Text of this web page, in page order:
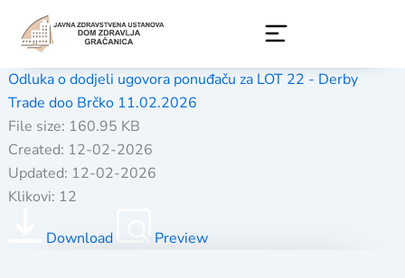
content
Odluka o dodjeli ugovora ponuđaču za LOT 22 - Derby
Trade doo Brčko 11.02.2026
File size: 160.95 KB
Created: 12-02-2026
Updated: 12-02-2026
Klikovi: 12
Download Preview